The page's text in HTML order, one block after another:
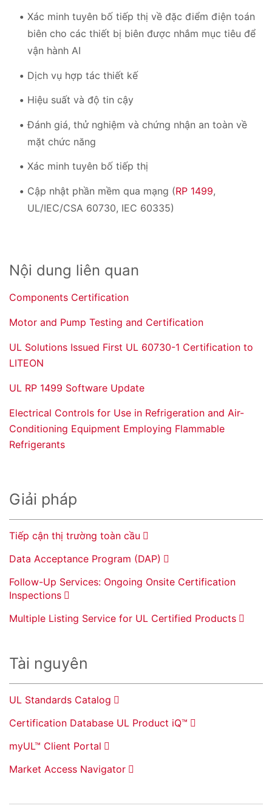
Xác minh tuyên bố tiếp thị về đặc điểm điện toán
biên cho các thiết bị biên được nhắm mục tiêu để
vận hành AI
Dịch vụ hợp tác thiết kế
Hiệu suất và độ tin cậy
Đánh giá, thử nghiệm và chứng nhận an toàn về
mặt chức năng
Xác minh tuyên bố tiếp thị
Cập nhật phần mềm qua mạng (RP 1499,
UL/IEC/CSA 60730, IEC 60335)
Nội dung liên quan
Components Certification
Motor and Pump Testing and Certification
UL Solutions Issued First UL 60730-1 Certification to
LITEON
UL RP 1499 Software Update
Electrical Controls for Use in Refrigeration and Air-
Conditioning Equipment Employing Flammable
Refrigerants
Giải pháp
Tiếp cận thị trường toàn cầu
Data Acceptance Program (DAP)
Follow-Up Services: Ongoing Onsite Certification
Inspections
Multiple Listing Service for UL Certified Products
Tài nguyên
UL Standards Catalog
Certification Database UL Product iQ™
myUL™ Client Portal
Market Access Navigator